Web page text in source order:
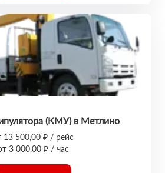
(КМУ) в Метлино
13 500,00 ₽ / рейс
3 000,00 ₽ / час